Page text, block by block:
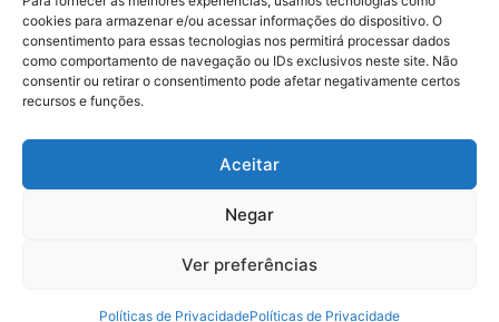
cookies para armazenar e/ou acessar informações do dispositivo. O
consentimento para essas tecnologias nos permitirá processar dados
como comportamento de navegação ou IDs exclusivos neste site. Não
consentir ou retirar o consentimento pode afetar negativamente certos
recursos e funções.
Aceitar
Negar
Ver preferências
Políticas de PrivacidadePolíticas de Privacidade
Resposta na Ponta do Dedo - Copyright ©
2024 Todos os Direitos Reservados
Políticas de Privacidade
Parcerias e Anúncios